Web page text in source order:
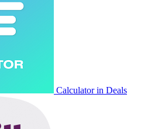
Calculator in Deals